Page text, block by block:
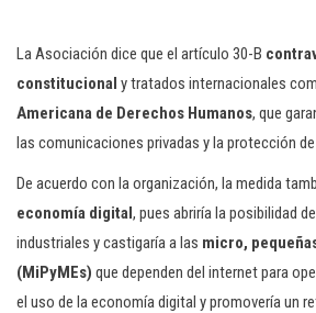
La Asociación dice que el artículo 30-B
constitucional y tratados internacionales
Americana de Derechos Humanos, que
las comunicaciones privadas y la protección
De acuerdo con la organización, la medida
economía digital, pues abriría la posibilidad
industriales y castigaría a las micro,
(MiPyMEs) que dependen del internet para
el uso de la economía digital y promovería un